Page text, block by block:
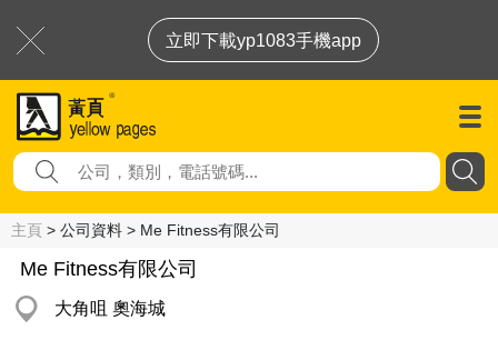
立即下載yp1083手機app
主頁 > 公司資料 > Me Fitness有限公司
Me Fitness有限公司
大角咀 奧海城